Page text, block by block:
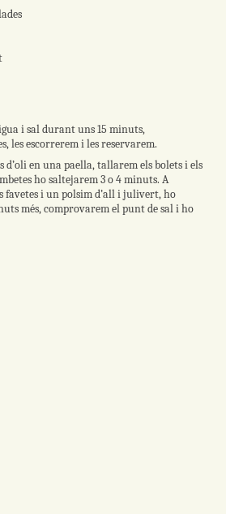
i sal durant uns 15 minuts,
les escorrerem i les reservarem.
d’oli en una paella, tallarem els bolets i els
ho saltejarem 3 o 4 minuts. A
favetes i un polsim d’all i julivert, ho
més, comprovarem el punt de sal i ho